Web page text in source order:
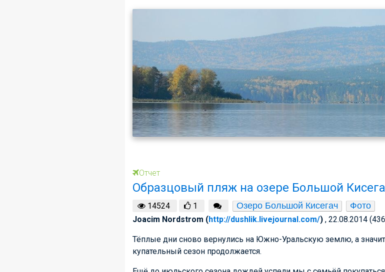
Отчет
Образцовый пляж на озере Большой
14524 1 Озеро Большой Кисегач Фото
Joacim Nordstrom (http://dushlik.livejournal.com/) , 22.08.2014
Тёплые дни сново вернулись на Южно-Уральскую землю, а
купательный сезон продолжается.